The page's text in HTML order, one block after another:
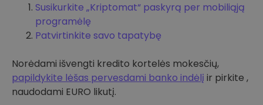
Susikurkite „Kriptomat“ paskyrą per mobiliąją
programėlę
Patvirtinkite savo tapatybę
Norėdami išvengti kredito kortelės mokesčių,
papildykite lėšas pervesdami banko indėlį ir pirkite ,
naudodami EURO likutį.